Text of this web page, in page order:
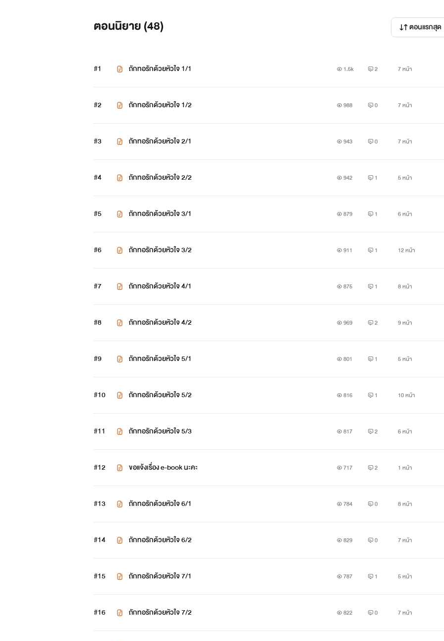
ตอนนิยาย (48) ตอนแรกสุด
#1 ถักทอรักด้วยหัวใจ 1/1 1.5k 2 7 หน้า
#2 ถักทอรักด้วยหัวใจ 1/2 988 0 7 หน้า
#3 ถักทอรักด้วยหัวใจ 2/1 943 0 7 หน้า
#4 ถักทอรักด้วยหัวใจ 2/2 942 1 5 หน้า
#5 ถักทอรักด้วยหัวใจ 3/1 879 1 6 หน้า
#6 ถักทอรักด้วยหัวใจ 3/2 911 1 12 หน้า
#7 ถักทอรักด้วยหัวใจ 4/1 875 1 8 หน้า
#8 ถักทอรักด้วยหัวใจ 4/2 969 2 9 หน้า
#9 ถักทอรักด้วยหัวใจ 5/1 801 1 5 หน้า
#10 ถักทอรักด้วยหัวใจ 5/2 816 1 10 หน้า
#11 ถักทอรักด้วยหัวใจ 5/3 817 2 6 หน้า
#12 ขอแจ้งเรื่อง e-book นะคะ 717 2 1 หน้า
#13 ถักทอรักด้วยหัวใจ 6/1 784 0 8 หน้า
#14 ถักทอรักด้วยหัวใจ 6/2 829 0 7 หน้า
#15 ถักทอรักด้วยหัวใจ 7/1 787 1 5 หน้า
#16 ถักทอรักด้วยหัวใจ 7/2 822 0 7 หน้า